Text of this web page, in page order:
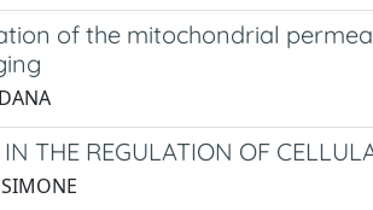
of the mitochondrial
THE REGULATION OF